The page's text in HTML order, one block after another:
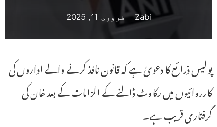
Zabi فروری 11, 2025
پولیس ذرائع کا دعویٰ ہے کہ قانون نافذ کرنے والے اداروں کی
کارروائیوں میں رکاوٹ ڈالنے کے الزامات کے بعد خان کی
گرفتاری قریب ہے۔